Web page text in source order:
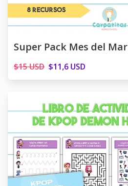
Super Pack Mes del Mar
$15 USD $11,6 USD